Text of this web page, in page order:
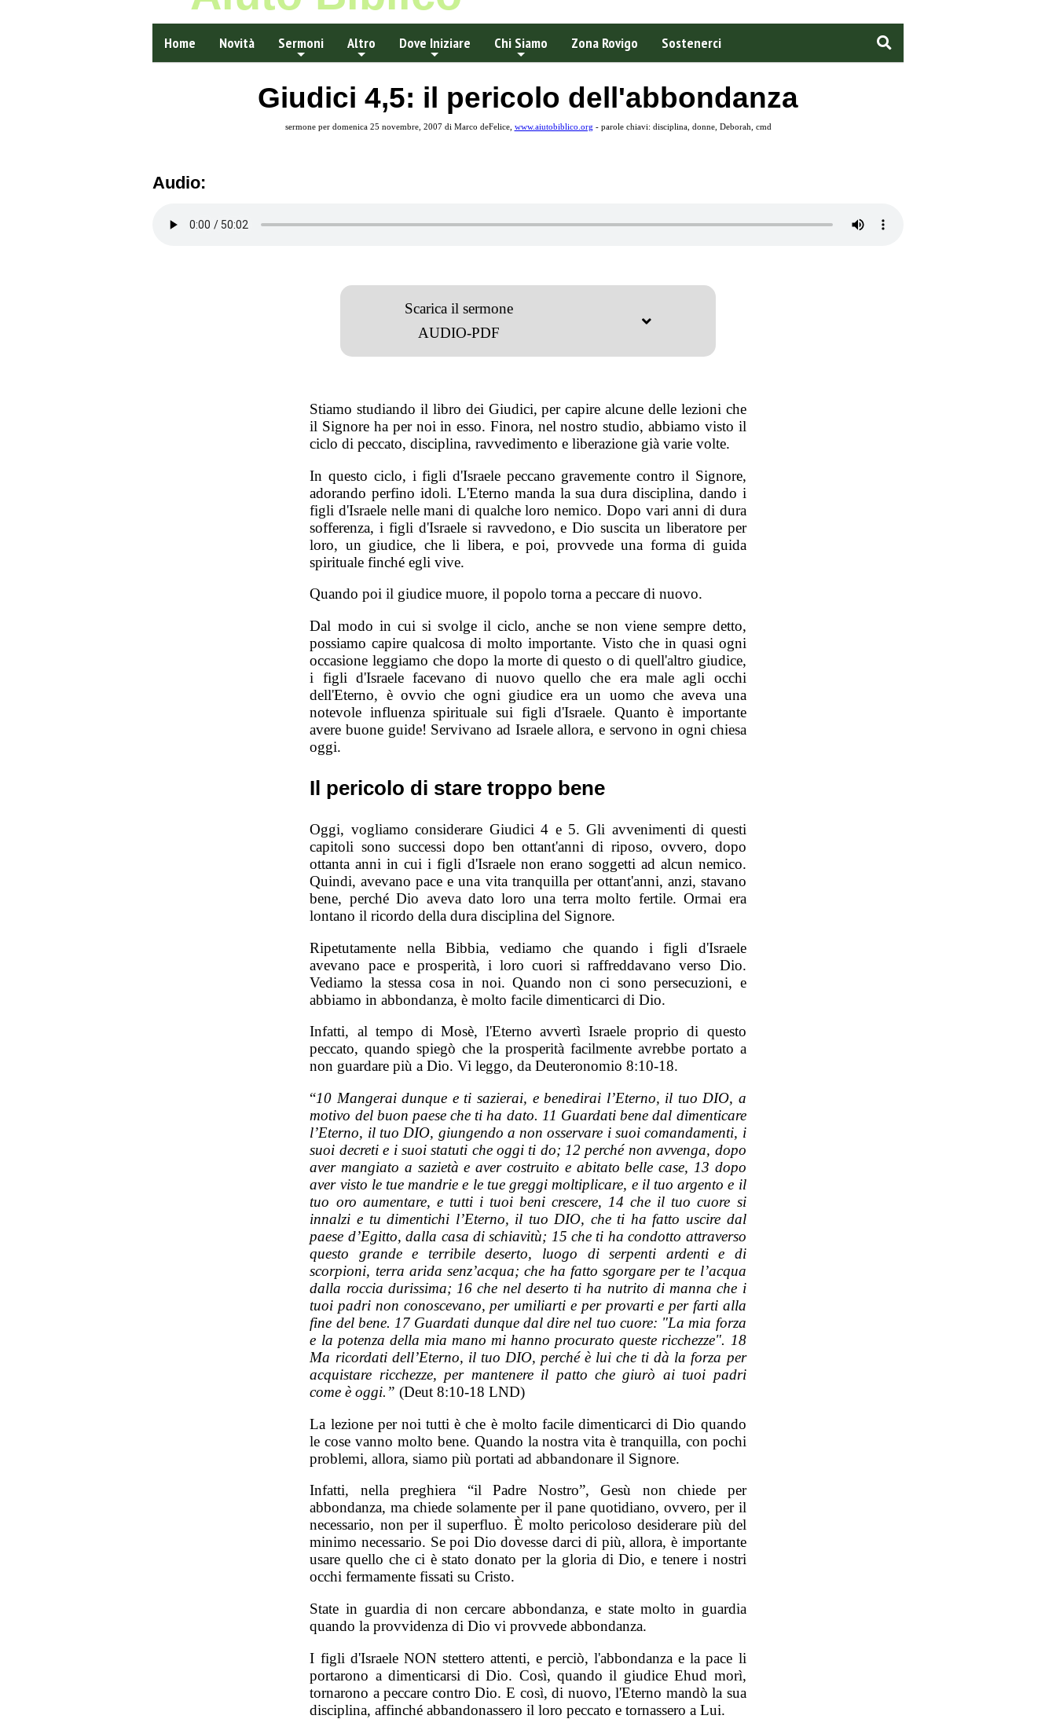
Home Novità Sermoni Altro Dove Iniziare Chi Siamo Zona Rovigo Sostenerci
Giudici 4,5: il pericolo dell'abbondanza
sermone per domenica 25 novembre, 2007 di Marco deFelice, www.aiutobiblico.org - parole chiavi: disciplina, donne, Deborah, cmd
Audio:
Scarica il sermone
AUDIO-PDF
Stiamo studiando il libro dei Giudici, per capire alcune delle lezioni che
il Signore ha per noi in esso. Finora, nel nostro studio, abbiamo visto il
ciclo di peccato, disciplina, ravvedimento e liberazione già varie volte.
In questo ciclo, i figli d'Israele peccano gravemente contro il Signore,
adorando perfino idoli. L'Eterno manda la sua dura disciplina, dando i
figli d'Israele nelle mani di qualche loro nemico. Dopo vari anni di dura
sofferenza, i figli d'Israele si ravvedono, e Dio suscita un liberatore per
loro, un giudice, che li libera, e poi, provvede una forma di guida
spirituale finché egli vive.
Quando poi il giudice muore, il popolo torna a peccare di nuovo.
Dal modo in cui si svolge il ciclo, anche se non viene sempre detto,
possiamo capire qualcosa di molto importante. Visto che in quasi ogni
occasione leggiamo che dopo la morte di questo o di quell'altro giudice,
i figli d'Israele facevano di nuovo quello che era male agli occhi
dell'Eterno, è ovvio che ogni giudice era un uomo che aveva una
notevole influenza spirituale sui figli d'Israele. Quanto è importante
avere buone guide! Servivano ad Israele allora, e servono in ogni chiesa
oggi.
Il pericolo di stare troppo bene
Oggi, vogliamo considerare Giudici 4 e 5. Gli avvenimenti di questi
capitoli sono successi dopo ben ottant'anni di riposo, ovvero, dopo
ottanta anni in cui i figli d'Israele non erano soggetti ad alcun nemico.
Quindi, avevano pace e una vita tranquilla per ottant'anni, anzi, stavano
bene, perché Dio aveva dato loro una terra molto fertile. Ormai era
lontano il ricordo della dura disciplina del Signore.
Ripetutamente nella Bibbia, vediamo che quando i figli d'Israele
avevano pace e prosperità, i loro cuori si raffreddavano verso Dio.
Vediamo la stessa cosa in noi. Quando non ci sono persecuzioni, e
abbiamo in abbondanza, è molto facile dimenticarci di Dio.
Infatti, al tempo di Mosè, l'Eterno avvertì Israele proprio di questo
peccato, quando spiegò che la prosperità facilmente avrebbe portato a
non guardare più a Dio. Vi leggo, da Deuteronomio 8:10-18.
“10 Mangerai dunque e ti sazierai, e benedirai l’Eterno, il tuo DIO, a
motivo del buon paese che ti ha dato. 11 Guardati bene dal dimenticare
l’Eterno, il tuo DIO, giungendo a non osservare i suoi comandamenti, i
suoi decreti e i suoi statuti che oggi ti do; 12 perché non avvenga, dopo
aver mangiato a sazietà e aver costruito e abitato belle case, 13 dopo
aver visto le tue mandrie e le tue greggi moltiplicare, e il tuo argento e il
tuo oro aumentare, e tutti i tuoi beni crescere, 14 che il tuo cuore si
innalzi e tu dimentichi l’Eterno, il tuo DIO, che ti ha fatto uscire dal
paese d’Egitto, dalla casa di schiavitù; 15 che ti ha condotto attraverso
questo grande e terribile deserto, luogo di serpenti ardenti e di
scorpioni, terra arida senz’acqua; che ha fatto sgorgare per te l’acqua
dalla roccia durissima; 16 che nel deserto ti ha nutrito di manna che i
tuoi padri non conoscevano, per umiliarti e per provarti e per farti alla
fine del bene. 17 Guardati dunque dal dire nel tuo cuore: "La mia forza
e la potenza della mia mano mi hanno procurato queste ricchezze". 18
Ma ricordati dell’Eterno, il tuo DIO, perché è lui che ti dà la forza per
acquistare ricchezze, per mantenere il patto che giurò ai tuoi padri
come è oggi.” (Deut 8:10-18 LND)
La lezione per noi tutti è che è molto facile dimenticarci di Dio quando
le cose vanno molto bene. Quando la nostra vita è tranquilla, con pochi
problemi, allora, siamo più portati ad abbandonare il Signore.
Infatti, nella preghiera “il Padre Nostro”, Gesù non chiede per
abbondanza, ma chiede solamente per il pane quotidiano, ovvero, per il
necessario, non per il superfluo. È molto pericoloso desiderare più del
minimo necessario. Se poi Dio dovesse darci di più, allora, è importante
usare quello che ci è stato donato per la gloria di Dio, e tenere i nostri
occhi fermamente fissati su Cristo.
State in guardia di non cercare abbondanza, e state molto in guardia
quando la provvidenza di Dio vi provvede abbondanza.
I figli d'Israele NON stettero attenti, e perciò, l'abbondanza e la pace li
portarono a dimenticarsi di Dio. Così, quando il giudice Ehud morì,
tornarono a peccare contro Dio. E così, di nuovo, l'Eterno mandò la sua
disciplina, affinché abbandonassero il loro peccato e tornassero a Lui.